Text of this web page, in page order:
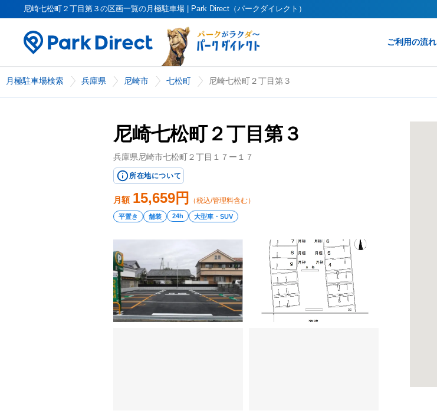
尼崎七松町２丁目第３の区画一覧の月極駐車場 | Park Direct（パークダイレクト）
ご利用の流れ
月極駐車場検索 兵庫県 尼崎市 七松町 尼崎七松町２丁目第３
尼崎七松町２丁目第３
兵庫県尼崎市七松町２丁目１７ー１７
所在地について
月額 15,659円 （税込/管理料含む）
平置き 舗装 24h 大型車・SUV